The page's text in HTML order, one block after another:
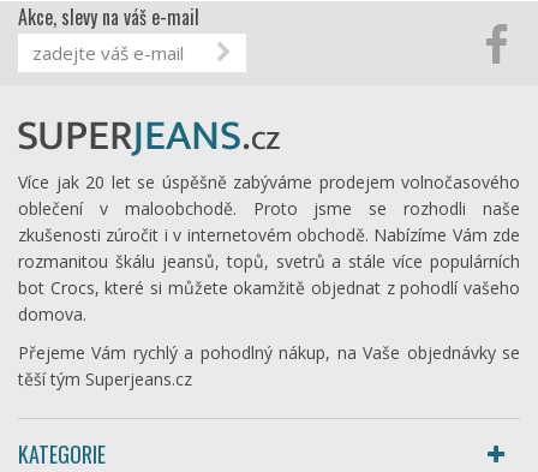
Akce, slevy na váš e-mail
Více jak 20 let se úspěšně zabýváme prodejem volnočasového
oblečení v maloobchodě. Proto jsme se rozhodli naše
zkušenosti zúročit i v internetovém obchodě. Nabízíme Vám zde
rozmanitou škálu jeansů, topů, svetrů a stále více populárních
bot Crocs, které si můžete okamžitě objednat z pohodlí vašeho
domova.
Přejeme Vám rychlý a pohodlný nákup, na Vaše objednávky se
těší tým Superjeans.cz
KATEGORIE